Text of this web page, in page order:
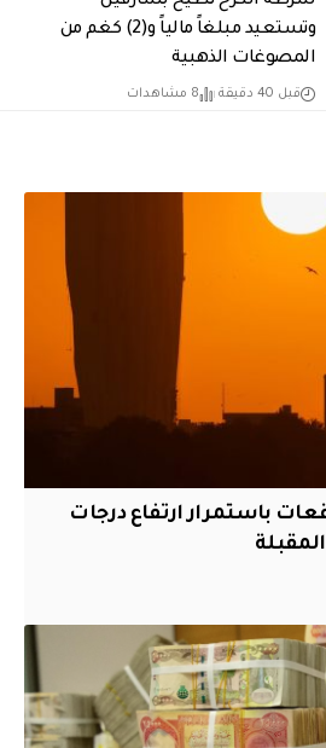
وتستعيد مبلغاً مالياً و(2) كغم من
المصوغات الذهبية
قبل 40 دقيقة 8 مشاهدات
باستمرار ارتفاع درجات
المقبلة